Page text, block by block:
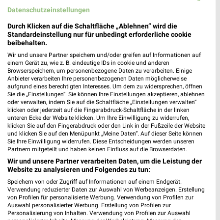
5,8 km
Angebote ab 01.08.
Noch heute gültig
21,9 km
Wohnen Spezial
Gültig bis Fr. 14.08.
XXXLutz REWE
Datenschutzeinstellungen
Durch Klicken auf die Schaltfläche „Ablehnen“ wird die
Standardeinstellung nur für unbedingt erforderliche cookie
beibehalten.
Wir und unsere Partner speichern und/oder greifen auf Informationen auf
einem Gerät zu, wie z. B. eindeutige IDs in cookie und anderen
Browserspeichern, um personenbezogene Daten zu verarbeiten. Einige
Anbieter verarbeiten Ihre personenbezogenen Daten möglicherweise
aufgrund eines berechtigten Interesses. Um dem zu widersprechen, öffnen
Sie die „Einstellungen“. Sie können Ihre Einstellungen akzeptieren, ablehnen
oder verwalten, indem Sie auf die Schaltfläche „Einstellungen verwalten“
klicken oder jederzeit auf die Fingerabdruck-Schaltfläche in der linken
unteren Ecke der Website klicken. Um Ihre Einwilligung zu widerrufen,
klicken Sie auf den Fingerabdruck oder den Link in der Fußzeile der Website
und klicken Sie auf den Menüpunkt „Meine Daten“. Auf dieser Seite können
Sie Ihre Einwilligung widerrufen. Diese Entscheidungen werden unseren
Partnern mitgeteilt und haben keinen Einfluss auf die Browserdaten.
Wir und unsere Partner verarbeiten Daten, um die Leistung der
Website zu analysieren und Folgendes zu tun:
Speichern von oder Zugriff auf Informationen auf einem Endgerät.
Verwendung reduzierter Daten zur Auswahl von Werbeanzeigen. Erstellung
von Profilen für personalisierte Werbung. Verwendung von Profilen zur
Auswahl personalisierter Werbung. Erstellung von Profilen zur
Personalisierung von Inhalten. Verwendung von Profilen zur Auswahl